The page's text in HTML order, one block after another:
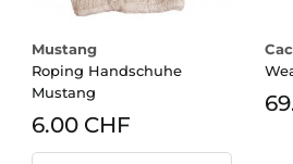
Mustang
Roping Handschuhe
Mustang
6.00 CHF